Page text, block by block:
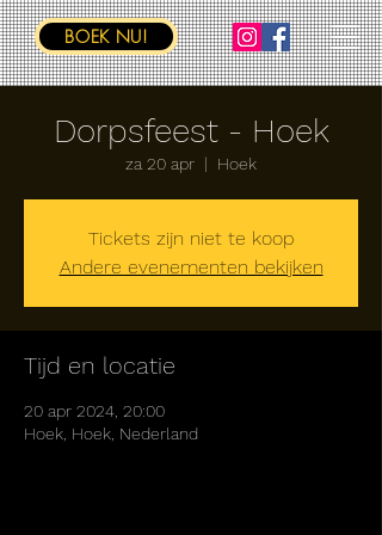
BOEK NU!
Dorpsfeest - Hoek
za 20 apr
  |
Hoek
Tickets zijn niet te koop
Andere evenementen bekijken
Tijd en locatie
20 apr 2024, 20:00
Hoek, Hoek, Nederland